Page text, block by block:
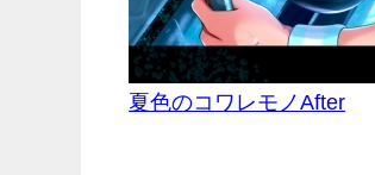
夏色のコワレモノAfter